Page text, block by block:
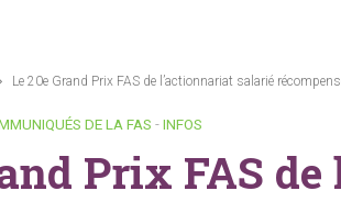
Le 20e Grand Prix FAS de l’actionnariat salarié
DE LA FAS -INFOS
Prix FAS